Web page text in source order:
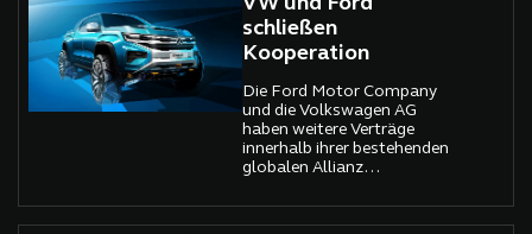
schließen
Kooperation
Die Ford Motor Company
und die Volkswagen AG
haben weitere Verträge
innerhalb ihrer bestehenden
globalen Allianz